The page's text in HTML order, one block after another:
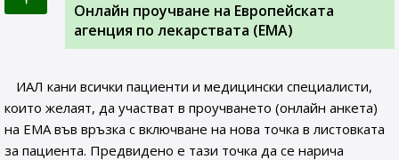
Онлайн проучване на Европейската
агенция по лекарствата (ЕМА)
ИАЛ кани всички пациенти и медицински специалисти,
които желаят, да участват в проучването (онлайн анкета)
на ЕМА във връзка с включване на нова точка в листовката
за пациента. Предвидено е тази точка да се нарича